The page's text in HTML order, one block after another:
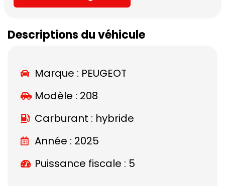
Descriptions du véhicule
Marque : PEUGEOT
Modèle : 208
Carburant : hybride
Année : 2025
Puissance fiscale : 5